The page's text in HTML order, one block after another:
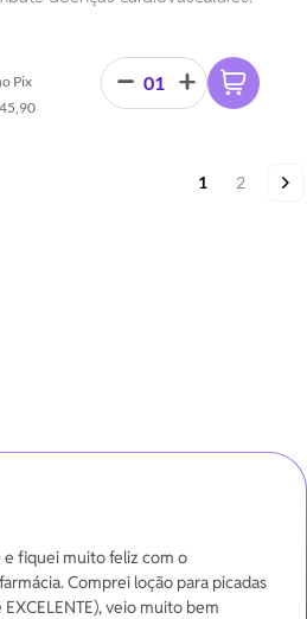
Pix
Página
Você esta
1 Página
2
e fiquei muito feliz com o
Comprei loção para picadas
veio muito bem